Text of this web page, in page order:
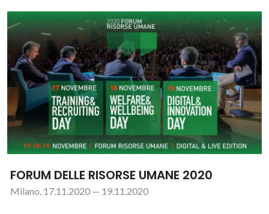
FORUM DELLE RISORSE UMANE 2020
Milano, 17.11.2020 — 19.11.2020